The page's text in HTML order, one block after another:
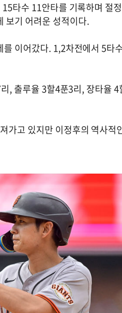
타수 11안타를 기록하며 절
보기 어려운 성적이다.
이어갔다. 1,2차전에서 5타
, 출루율 3할4푼3리, 장타율
가고 있지만 이정후의 역사적